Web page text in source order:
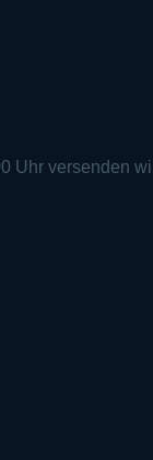
Uhr versenden